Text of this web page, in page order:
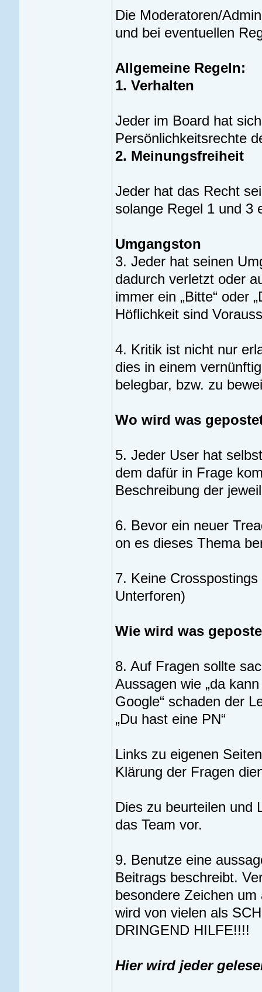
Die Moderatoren/
und bei eventuellen
Allgemeine Regeln:
1. Verhalten
Jeder im Board hat
Persönlichkeitsrechte
2. Meinungsfreiheit
Jeder hat das Recht
solange Regel 1 und 3
Umgangston
3. Jeder hat seinen
dadurch verletzt oder
immer ein „Bitte“ oder
Höflichkeit sind
4. Kritik ist nicht nur
dies in einem
belegbar, bzw. zu
Wo wird was
5. Jeder User hat
dem dafür in Frage
Beschreibung der
6. Bevor ein neuer
on es dieses Thema
7. Keine
Unterforen)
Wie wird was
8. Auf Fragen sollte
Aussagen wie „da
Google“ schaden der
„Du hast eine PN“
Links zu eigenen
Klärung der Fragen
Dies zu beurteilen und
das Team vor.
9. Benutze eine
Beitrags beschreibt.
besondere Zeichen
wird von vielen als
DRINGEND HILFE!!!!
Hier wird jeder